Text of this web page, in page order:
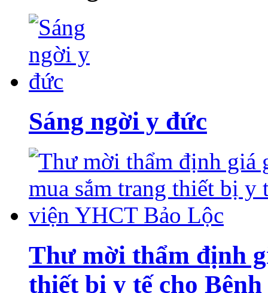
Sáng ngời y đức
Thư mời thẩm định
thiết bị y tế cho